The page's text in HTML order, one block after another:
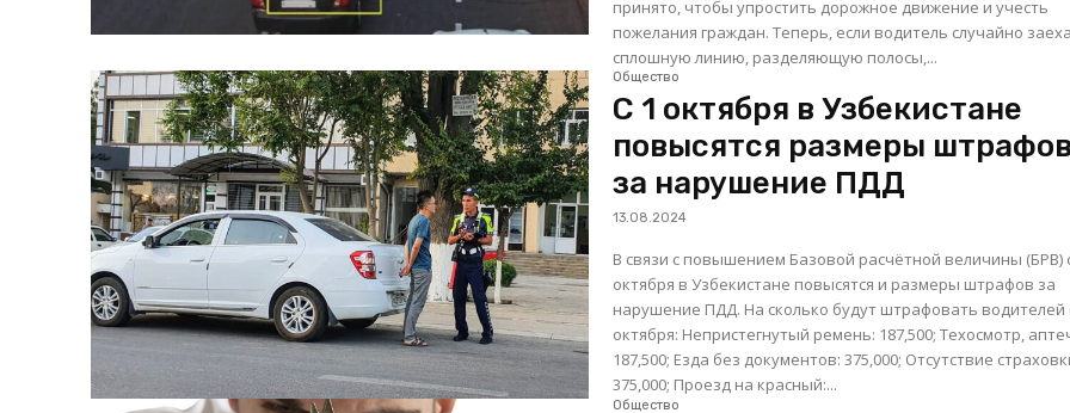
принято, чтобы упростить дорожное движение и учесть
пожелания граждан. Теперь, если водитель случайно заехал на
сплошную линию, разделяющую полосы,...
Общество
С 1 октября в Узбекистане
повысятся размеры штрафов
за нарушение ПДД
13.08.2024
В связи с повышением Базовой расчётной величины (БРВ)
октября в Узбекистане повысятся и размеры штрафов за
нарушение ПДД. На сколько будут штрафовать водителей с 1
октября: Непристегнутый ремень: 187,500; Техосмотр, аптечка:
187,500; Езда без документов: 375,000; Отсутствие страховки:
375,000; Проезд на красный:...
Общество